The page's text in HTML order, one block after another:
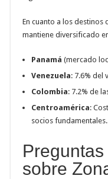
En cuanto a los
mantiene diversificado
Panamá (mercado
Venezuela: 7.6% del
Colombia: 7.2% de
Centroamérica:
socios fundamentales.
sobre